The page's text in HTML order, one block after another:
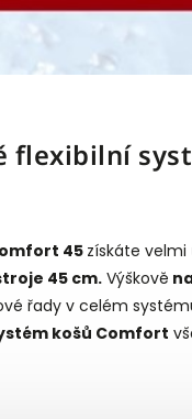
flexibilní
45 získáte velmi
45 cm.Výškově
řady v celém
košů Comfort